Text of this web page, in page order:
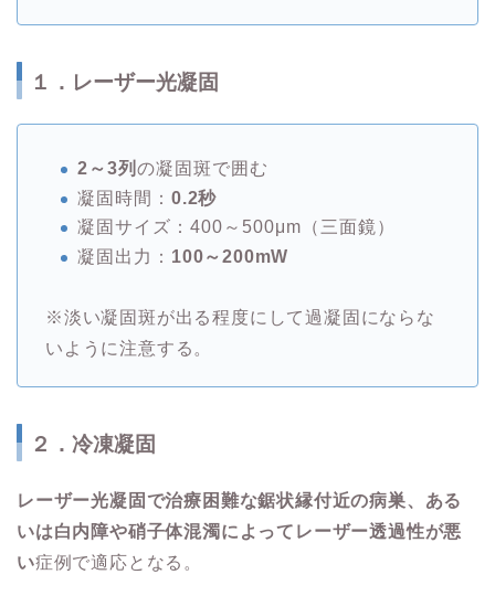
１．レーザー光凝固
2～3列 の凝固斑で囲む
凝固時間： 0.2秒
凝固サイズ：400～500μm（三面鏡）
凝固出力： 100～200mW
※淡い凝固斑が出る程度にして過凝固にならな
いように注意する。
２．冷凍凝固
レーザー光凝固で治療困難な鋸状縁付近の病巣、ある
いは白内障や硝子体混濁によってレーザー透過性が悪
い症例で適応となる。